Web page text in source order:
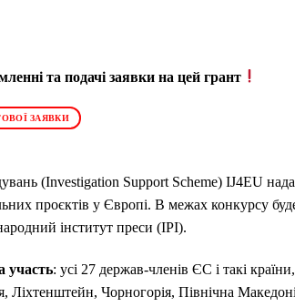
та подачі заявки на цей грант
ЗАЯВКИ
(Investigation Support Scheme) IJ4EU
проєктів у Європі. В межах конкурсу
інститут преси (IPI).
участь: усі 27 держав-членів ЄС і такі
Ліхтенштейн, Чорногорія, Північна